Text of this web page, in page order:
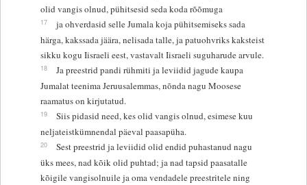
olid vangis olnud, pühitsesid seda koda rõõmuga
17
ja ohverdasid selle Jumala koja pühitsemiseks sada
härga, kakssada jäära, nelisada talle, ja patuohvriks kaksteist
sikku kogu Iisraeli eest, vastavalt Iisraeli suguharude arvule.
18
Ja preestrid pandi rühmiti ja leviidid jagude kaupa
Jumalat teenima Jeruusalemmas, nõnda nagu Moosese
raamatus on kirjutatud.
19
Siis pidasid need, kes olid vangis olnud, esimese kuu
neljateistkümnendal päeval paasapüha.
20
Sest preestrid ja leviidid olid endid puhastanud nagu
üks mees, nad kõik olid puhtad; ja nad tapsid paasatalle
kõigile vangisolnuile ja oma vendadele preestritele ning